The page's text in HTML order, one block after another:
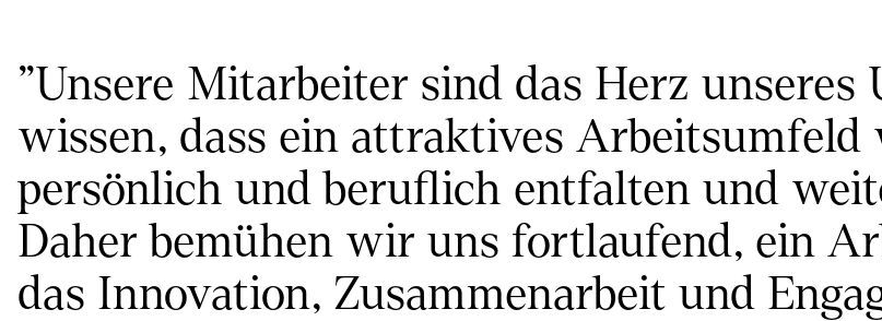
"Unsere Mitarbeiter sind das Herz unseres
wissen, dass ein attraktives
persönlich und beruflich entfalten und
Daher bemühen wir uns fortlaufend, ein
das Innovation, Zusammenarbeit und